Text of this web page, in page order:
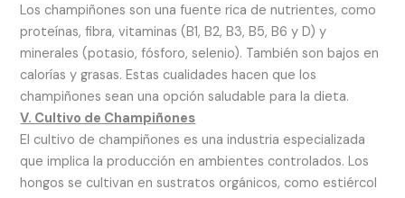
Los champiñones son una fuente rica de nutrientes, como
proteínas, fibra, vitaminas (B1, B2, B3, B5, B6 y D) y
minerales (potasio, fósforo, selenio). También son bajos en
calorías y grasas. Estas cualidades hacen que los
champiñones sean una opción saludable para la dieta.
V. Cultivo de Champiñones
El cultivo de champiñones es una industria especializada
que implica la producción en ambientes controlados. Los
hongos se cultivan en sustratos orgánicos, como estiércol